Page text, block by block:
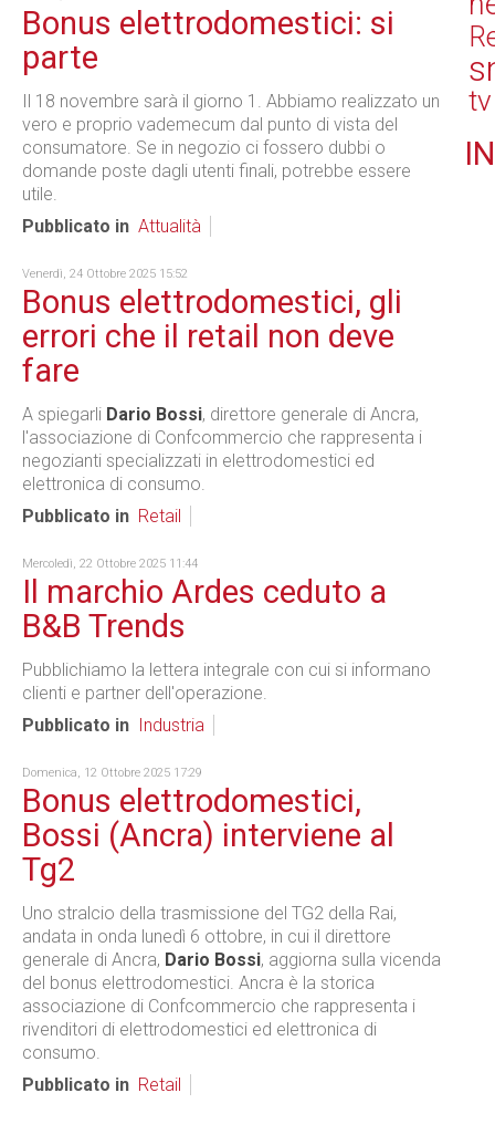
Bonus elettrodomestici: si
parte
Il 18 novembre sarà il giorno 1. Abbiamo realizzato un
vero e proprio vademecum dal punto di vista del
consumatore. Se in negozio ci fossero dubbi o
domande poste dagli utenti finali, potrebbe essere
utile.
Pubblicato in Attualità
Venerdì, 24 Ottobre 2025 15:52
Bonus elettrodomestici, gli
errori che il retail non deve
fare
A spiegarli Dario Bossi, direttore generale di Ancra,
l'associazione di Confcommercio che rappresenta i
negozianti specializzati in elettrodomestici ed
elettronica di consumo.
Pubblicato in Retail
Mercoledì, 22 Ottobre 2025 11:44
Il marchio Ardes ceduto a
B&B Trends
Pubblichiamo la lettera integrale con cui si informano
clienti e partner dell'operazione.
Pubblicato in
Industria
Domenica, 12 Ottobre 2025 17:29
Bonus elettrodomestici,
Bossi (Ancra) interviene al
Tg2
Uno stralcio della trasmissione del TG2 della Rai,
andata in onda lunedì 6 ottobre, in cui il direttore
generale di Ancra, Dario Bossi, aggiorna sulla vicenda
del bonus elettrodomestici. Ancra è la storica
associazione di Confcommercio che rappresenta i
rivenditori di elettrodomestici ed elettronica di
consumo.
Pubblicato in Retail
tv
IN